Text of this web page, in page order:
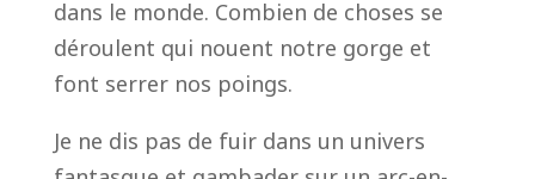
dans le monde. Combien de choses se
déroulent qui nouent notre gorge et
font serrer nos poings.
Je ne dis pas de fuir dans un univers